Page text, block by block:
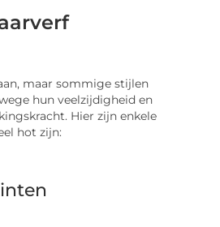
maar sommige stijlen
hun veelzijdigheid en
Hier zijn enkele
hot zijn: